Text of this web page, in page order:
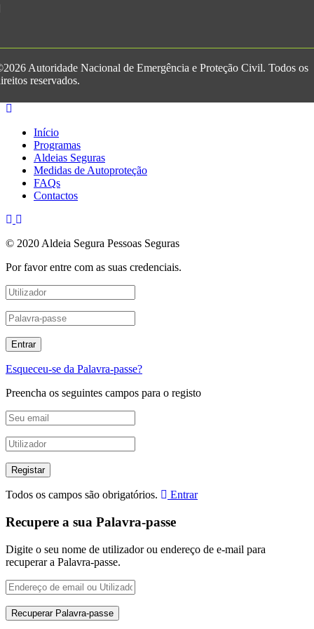
Autoridade Nacional de Emergência e Proteção Civil. Todos os
reservados.
Início
Programas
Aldeias Seguras
Medidas de Autoproteção
FAQs
Contactos
© 2020 Aldeia Segura Pessoas Seguras
Por favor entre com as suas credenciais.
Esqueceu-se da Palavra-passe?
Preencha os seguintes campos para o registo
Todos os campos são obrigatórios. Entrar
Recupere a sua Palavra-passe
Digite o seu nome de utilizador ou endereço de e-mail para
recuperar a Palavra-passe.